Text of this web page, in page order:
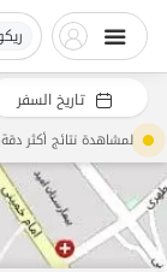
تاريخ السفر
لمشاهدة نتائج أكثر